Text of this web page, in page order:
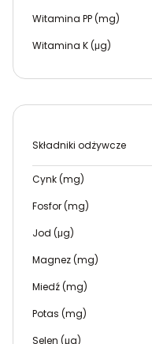
Witamina PP (mg)
Witamina K (μg)
Składniki odżywcze
Cynk (mg)
Fosfor (mg)
Jod (μg)
Magnez (mg)
Miedź (mg)
Potas (mg)
Selen (μg)